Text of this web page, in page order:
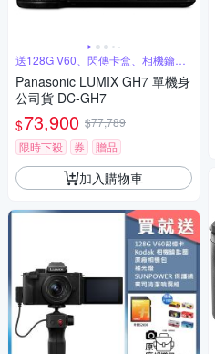
送128G V60、閃傳卡盒、相機鑰匙
圈
Panasonic LUMIX GH7 單機身
公司貨 DC-GH7
$73,900 $77,789
限時下殺
券 贈品
加入購物車